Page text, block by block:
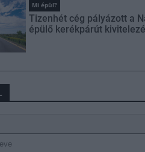
Mi épül?
Tizenhét cég pályázott a
épülő kerékpárút